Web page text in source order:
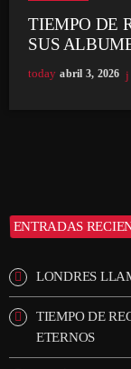
TIEMPO DE
SUS
today abril 3, 2026
ENTRADAS
LONDRES
TIEMPO DE
ETERNOS